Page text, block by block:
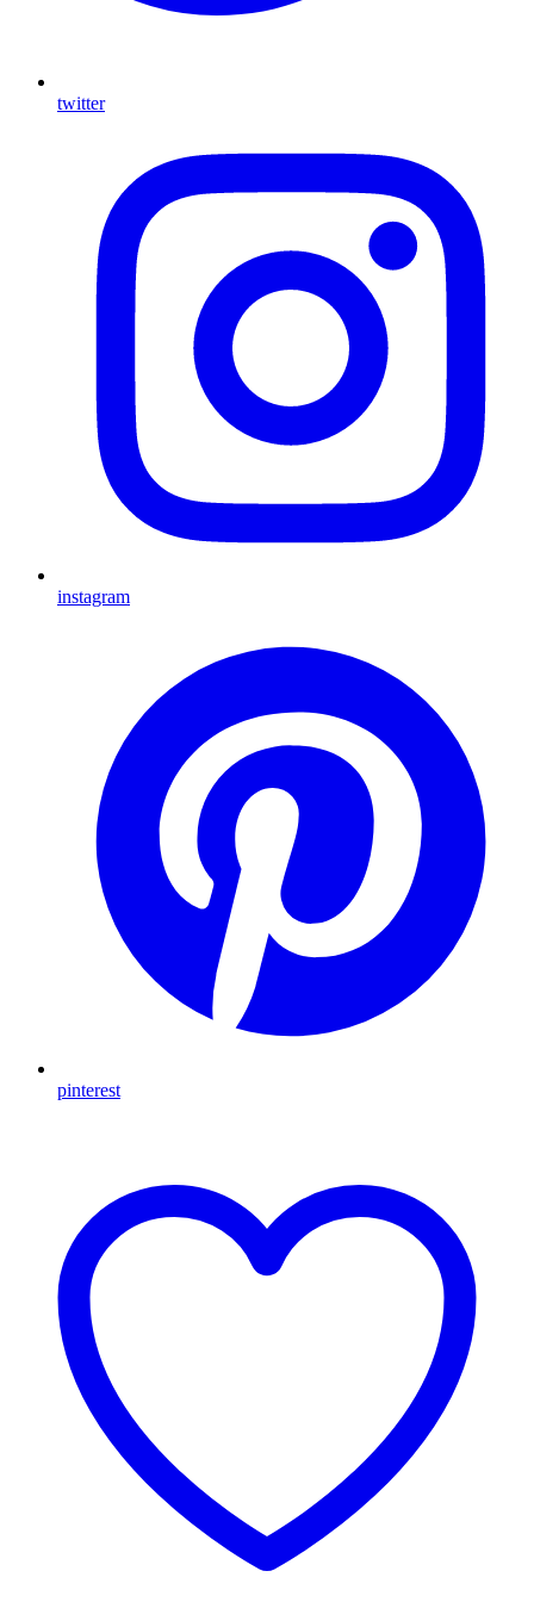
twitter
instagram
pinterest